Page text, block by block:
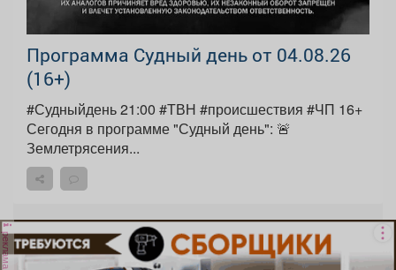
Программа Судный день от 04.08.26
(16+)
#Судныйдень 21:00 #ТВН #происшествия #ЧП 16+
Сегодня в программе "Судный день": 🚨
Землетрясения...
реклама